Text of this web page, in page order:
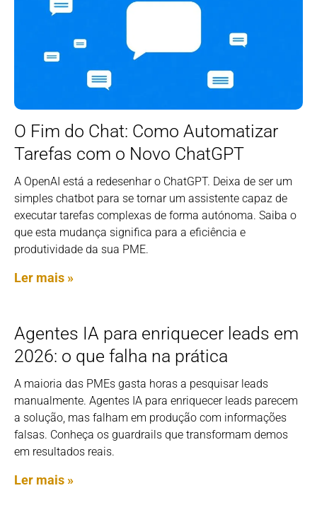
O Fim do Chat: Como Automatizar
Tarefas com o Novo ChatGPT
A OpenAI está a redesenhar o ChatGPT. Deixa de ser um
simples chatbot para se tornar um assistente capaz de
executar tarefas complexas de forma autónoma. Saiba o
que esta mudança significa para a eficiência e
produtividade da sua PME.
Ler mais »
Agentes IA para enriquecer leads em
2026: o que falha na prática
A maioria das PMEs gasta horas a pesquisar leads
manualmente. Agentes IA para enriquecer leads parecem
a solução, mas falham em produção com informações
falsas. Conheça os guardrails que transformam demos
em resultados reais.
Ler mais »